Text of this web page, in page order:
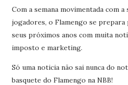
Com a semana movimentada com a
jogadores, o Flamengo se prepara
seus próximos anos com muita
imposto e marketing.
Só uma noticia não sai nunca do
basquete do Flamengo na NBB!